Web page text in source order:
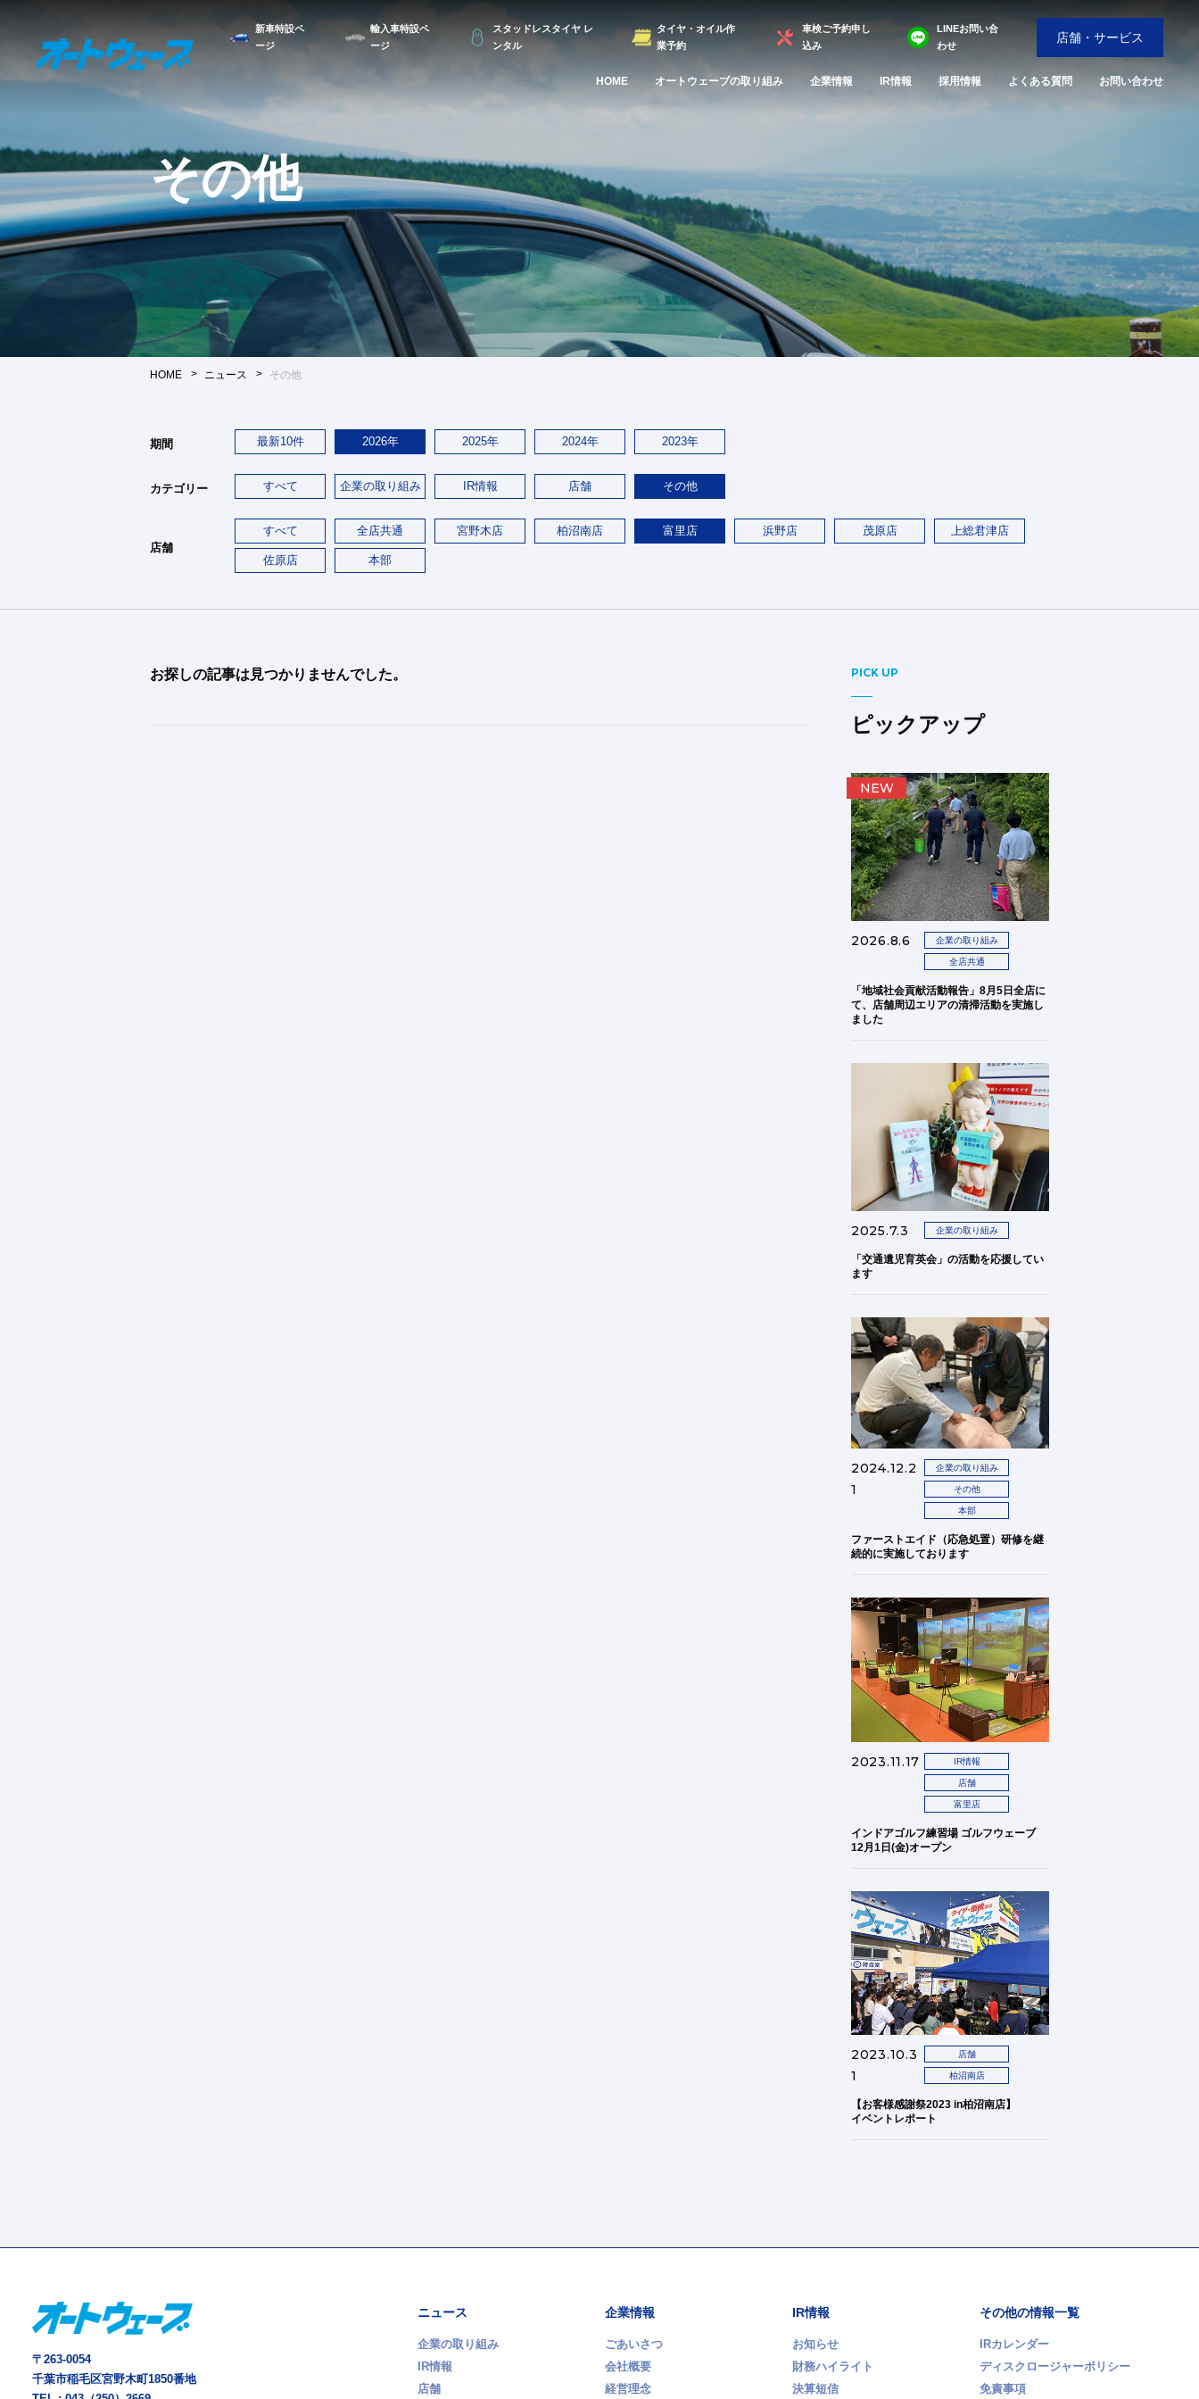
新車特設ペ
ージ
輸入車特設ペ
ージ
スタッドレスタイヤ レ
ンタル
タイヤ・オイル作
業予約
車検ご予約申し
込み
LINEお問い合
わせ
店舗・サービス
HOME オートウェーブの取り組み 企業情報 IR情報 採用情報 よくある質問 お問い合わせ
その他
HOME ニュース その他
期間 最新10件 2026年 2025年 2024年 2023年
カテゴリー すべて 企業の取り組み IR情報 店舗 その他
店舗
すべて 全店共通 宮野木店 柏沼南店 富里店 浜野店 茂原店 上総君津店
佐原店 本部
お探しの記事は見つかりませんでした。 PICK UP
ピックアップ
2026.8.6 企業の取り組み
全店共通
「地域社会貢献活動報告」8月5日全店に
て、店舗周辺エリアの清掃活動を実施し
ました
NEW
2025.7.3 企業の取り組み
「交通遺児育英会」の活動を応援してい
ます
2024.12.2
1
企業の取り組み
その他
本部
ファーストエイド（応急処置）研修を継
続的に実施しております
2023.11.17 IR情報
店舗
富里店
インドアゴルフ練習場 ゴルフウェーブ
12月1日(金)オープン
2023.10.3
1
店舗
柏沼南店
【お客様感謝祭2023 in柏沼南店】
イベントレポート
〒263-0054
千葉市稲毛区宮野木町1850番地
ニュース
企業の取り組み
IR情報
店舗
企業情報
ごあいさつ
会社概要
経営理念
IR情報
お知らせ
財務ハイライト
決算短信
その他の情報一覧
IRカレンダー
ディスクロージャーポリシー
免責事項